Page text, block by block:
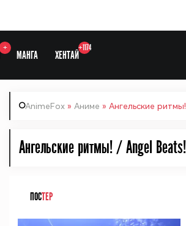
+
МАНГА ХЕНТАЙ
+1174
AnimeFox » Аниме » Ангельские
Ангельские ритмы! / Angel Beats!
ПОСТЕР